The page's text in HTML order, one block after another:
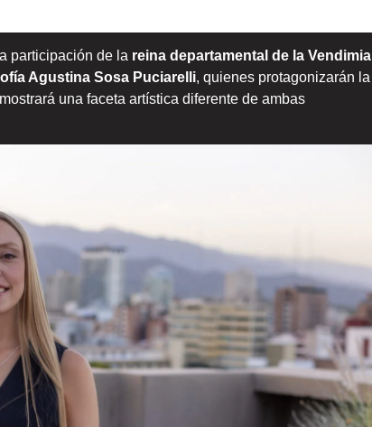
participación de la reina departamental de la Vendimia
Agustina Sosa Puciarelli, quienes protagonizarán la
una faceta artística diferente de ambas